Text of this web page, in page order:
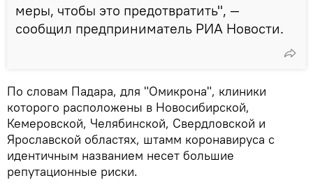
меры, чтобы это предотвратить", —
сообщил предприниматель РИА Новости.
По словам Падара, для "Омикрона", клиники
которого расположены в Новосибирской,
Кемеровской, Челябинской, Свердловской и
Ярославской областях, штамм коронавируса с
идентичным названием несет большие
репутационные риски.